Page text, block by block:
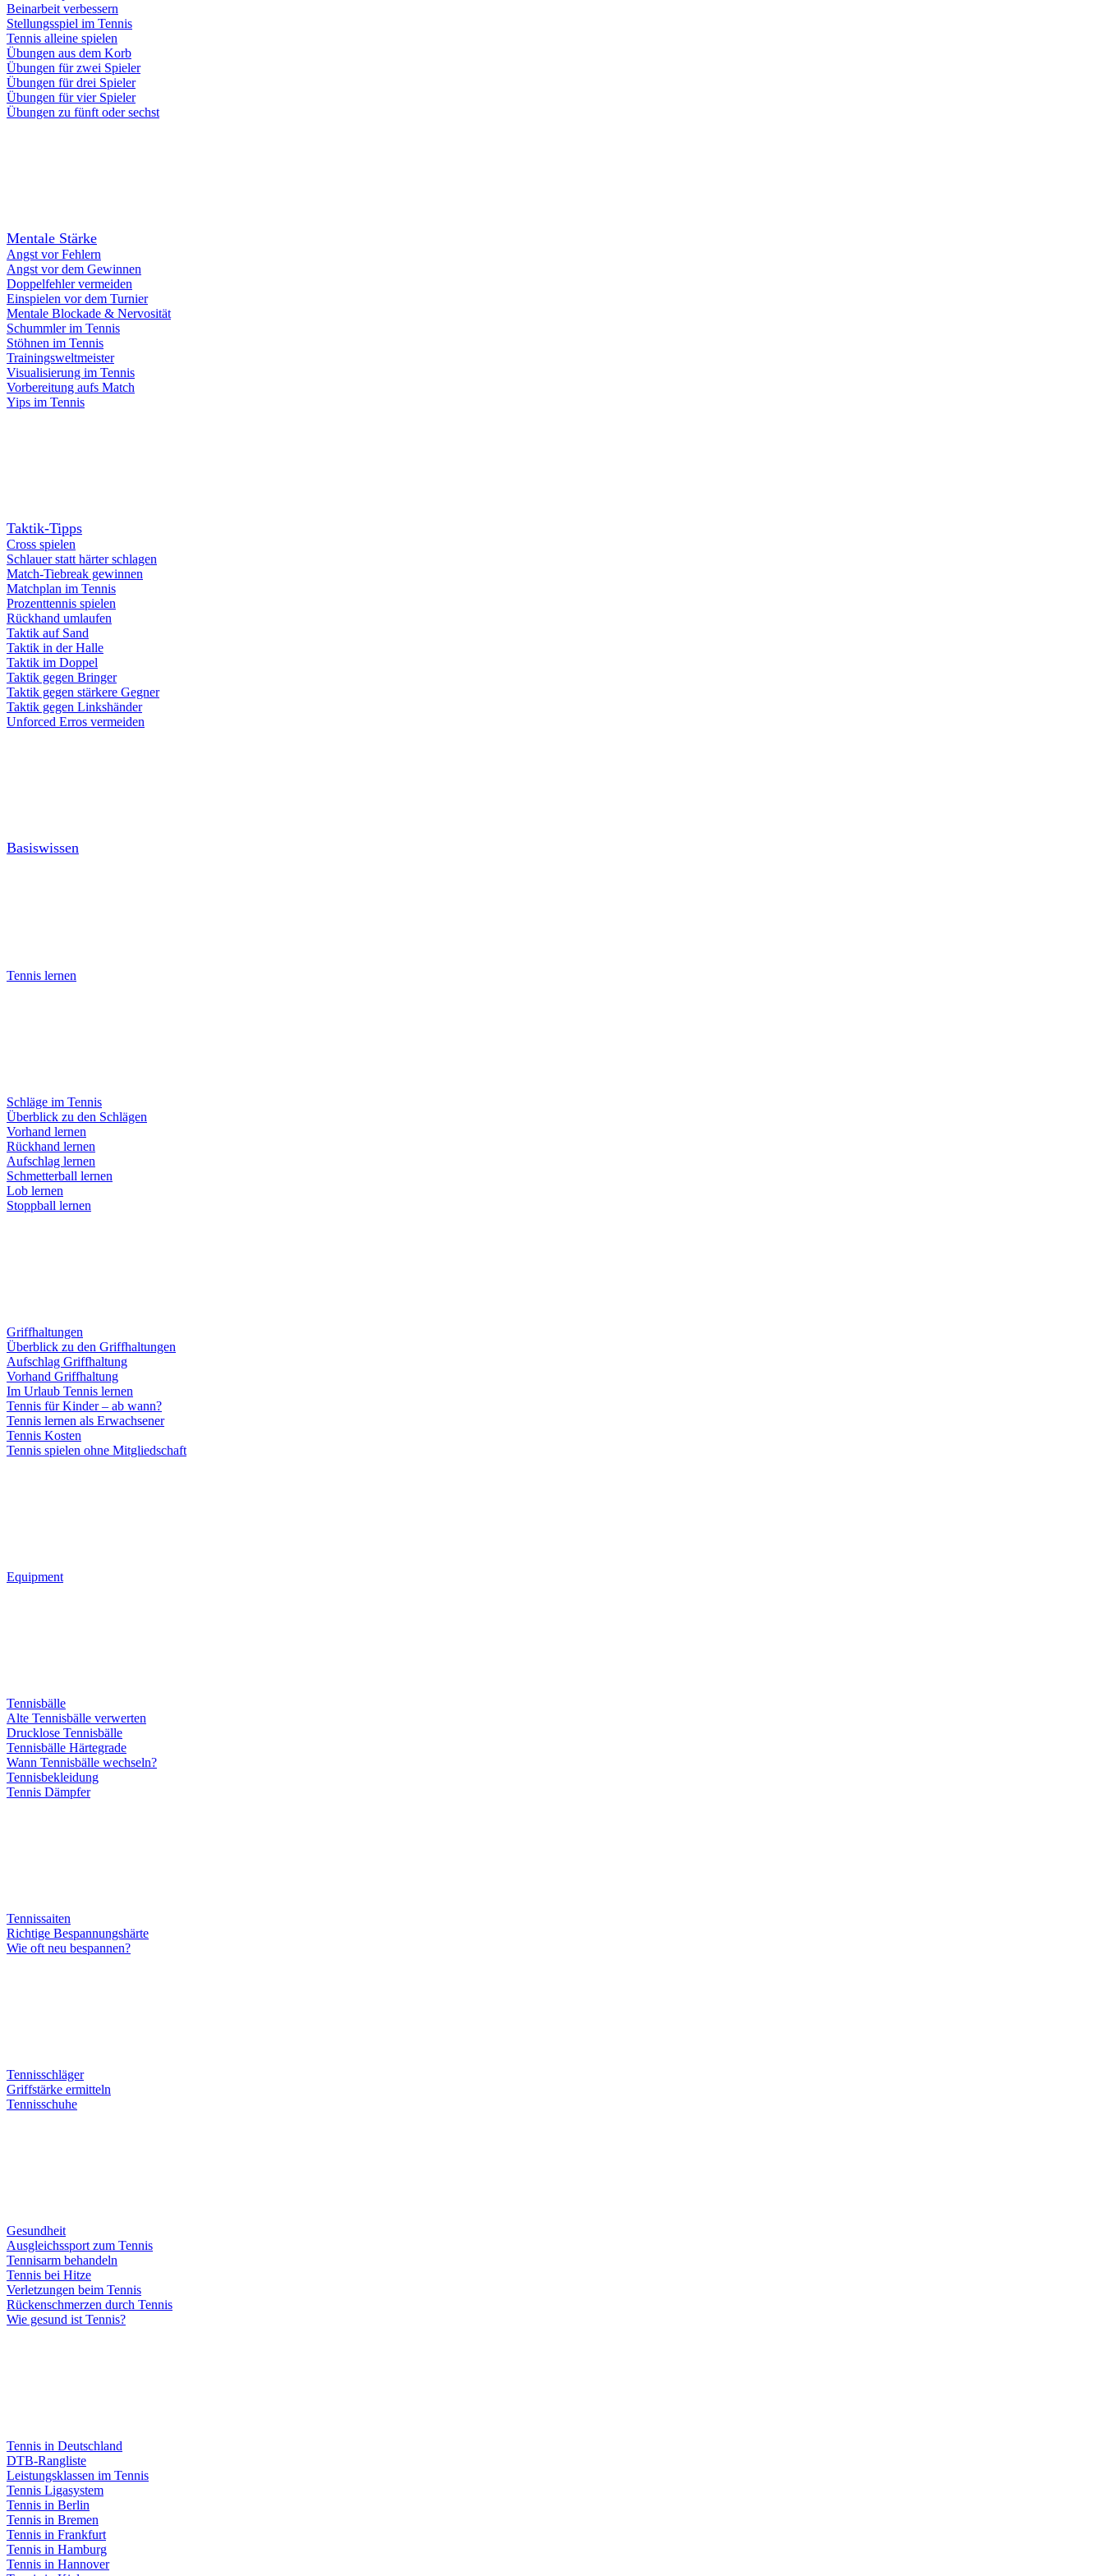
Beinarbeit verbessern
Stellungsspiel im Tennis
Tennis alleine spielen
Übungen aus dem Korb
Übungen für zwei Spieler
Übungen für drei Spieler
Übungen für vier Spieler
Übungen zu fünft oder sechst
Mentale Stärke
Angst vor Fehlern
Angst vor dem Gewinnen
Doppelfehler vermeiden
Einspielen vor dem Turnier
Mentale Blockade & Nervosität
Schummler im Tennis
Stöhnen im Tennis
Trainingsweltmeister
Visualisierung im Tennis
Vorbereitung aufs Match
Yips im Tennis
Taktik-Tipps
Cross spielen
Schlauer statt härter schlagen
Match-Tiebreak gewinnen
Matchplan im Tennis
Prozenttennis spielen
Rückhand umlaufen
Taktik auf Sand
Taktik in der Halle
Taktik im Doppel
Taktik gegen Bringer
Taktik gegen stärkere Gegner
Taktik gegen Linkshänder
Unforced Erros vermeiden
Basiswissen
Tennis lernen
Schläge im Tennis
Überblick zu den Schlägen
Vorhand lernen
Rückhand lernen
Aufschlag lernen
Schmetterball lernen
Lob lernen
Stoppball lernen
Griffhaltungen
Überblick zu den Griffhaltungen
Aufschlag Griffhaltung
Vorhand Griffhaltung
Im Urlaub Tennis lernen
Tennis für Kinder – ab wann?
Tennis lernen als Erwachsener
Tennis Kosten
Tennis spielen ohne Mitgliedschaft
Equipment
Tennisbälle
Alte Tennisbälle verwerten
Drucklose Tennisbälle
Tennisbälle Härtegrade
Wann Tennisbälle wechseln?
Tennisbekleidung
Tennis Dämpfer
Tennissaiten
Richtige Bespannungshärte
Wie oft neu bespannen?
Tennisschläger
Griffstärke ermitteln
Tennisschuhe
Gesundheit
Ausgleichssport zum Tennis
Tennisarm behandeln
Tennis bei Hitze
Verletzungen beim Tennis
Rückenschmerzen durch Tennis
Wie gesund ist Tennis?
Tennis in Deutschland
DTB-Rangliste
Leistungsklassen im Tennis
Tennis Ligasystem
Tennis in Berlin
Tennis in Bremen
Tennis in Frankfurt
Tennis in Hamburg
Tennis in Hannover